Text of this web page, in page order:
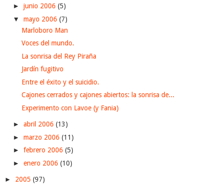
► junio 2006 (5)
▼ mayo 2006 (7)
Marloboro Man
Voces del mundo.
La sonrisa del Rey Piraña
Jardín fugitivo
Entre el éxito y el suicidio.
Cajones cerrados y cajones abiertos: la sonrisa de...
Experimento con Lavoe (y Fania)
► abril 2006 (13)
► marzo 2006 (11)
► febrero 2006 (5)
► enero 2006 (10)
► 2005 (97)